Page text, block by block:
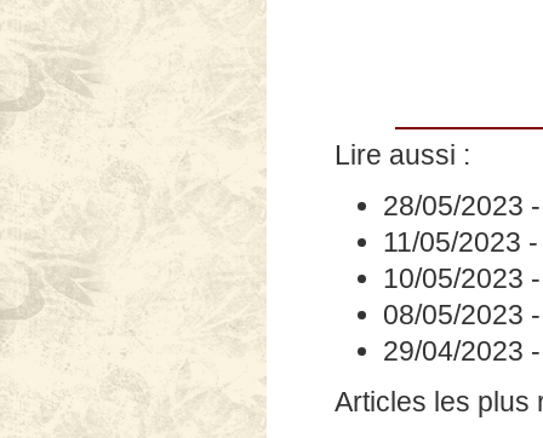
Lire aussi :
28/05/2023
11/05/2023
10/05/2023
08/05/2023
29/04/2023
Articles les plus